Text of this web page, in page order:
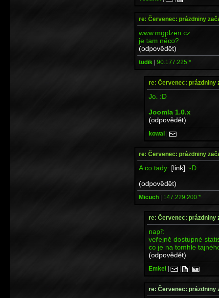
re: Červenec: prázdniny
www.mgplzen.cz
je tam něco?
(odpovědět)
tudik | 90.177.225.*
re: Červenec: prázdniny
Jo. :D
Joomla 1.0.x
(odpovědět)
kowal |
re: Červenec: prázdniny
A co tady: [link] :-D
(odpovědět)
Micuch | 147.229.200.*
re: Červenec: prázdniny
např:
veřejně dostupné
co je na tomhle
(odpovědět)
Emkei | | |
re: Červenec: prázdniny